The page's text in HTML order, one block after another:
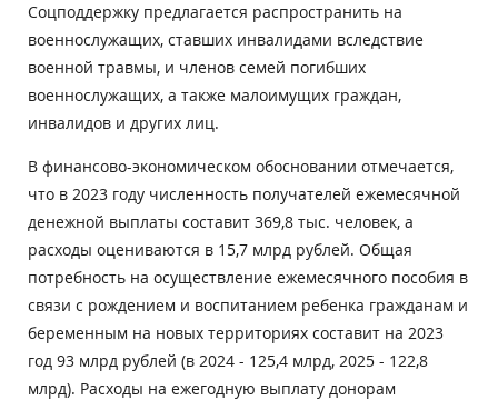
Соцподдержку предлагается распространить на
военнослужащих, ставших инвалидами вследствие
военной травмы, и членов семей погибших
военнослужащих, а также малоимущих граждан,
инвалидов и других лиц.
В финансово-экономическом обосновании отмечается,
что в 2023 году численность получателей ежемесячной
денежной выплаты составит 369,8 тыс. человек, а
расходы оцениваются в 15,7 млрд рублей. Общая
потребность на осуществление ежемесячного пособия в
связи с рождением и воспитанием ребенка гражданам и
беременным на новых территориях составит на 2023
год 93 млрд рублей (в 2024 - 125,4 млрд, 2025 - 122,8
млрд). Расходы на ежегодную выплату донорам